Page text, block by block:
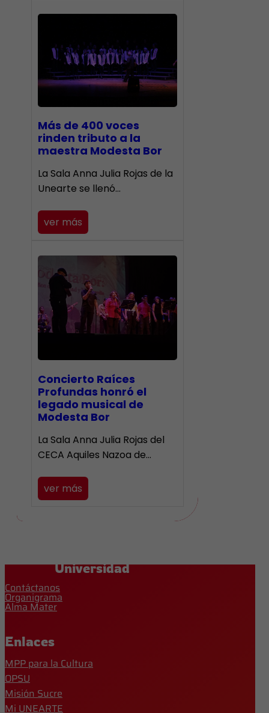
Más de 400 voces
rinden tributo a la
maestra Modesta Bor
​La Sala Anna Julia Rojas de la
Unearte se llenó…
ver más
​Concierto Raíces
Profundas honró el
legado musical de
Modesta Bor
La Sala Anna Julia Rojas del
CECA Aquiles Nazoa de…
ver más
Universidad
Contáctanos
Organigrama
Alma Mater
Enlaces
MPP para la Cultura
OPSU
Misión Sucre
Mi UNEARTE